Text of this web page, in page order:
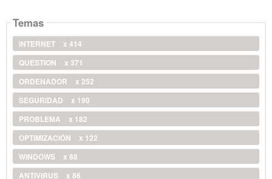
Temas
INTERNET
x 414
QUESTION
x 371
ORDENADOR
x 252
SEGURIDAD
x 190
PROBLEMA
x 182
OPTIMIZACIÓN
x 122
WINDOWS
x 88
ANTIVIRUS
x 86